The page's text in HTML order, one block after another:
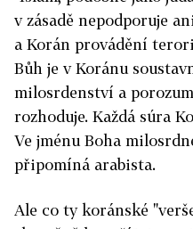
v zásadě nepodporuje
a Korán provádění
Bůh je v Koránu
milosrdenství a
rozhoduje. Každá súra
Ve jménu Boha
připomíná arabista.
Ale co ty koránské